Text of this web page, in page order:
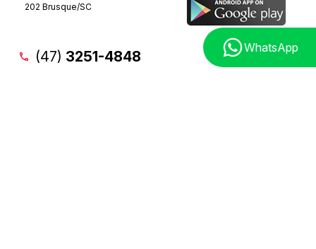
WhatsApp
202 Brusque/SC
(47) 3251-4848